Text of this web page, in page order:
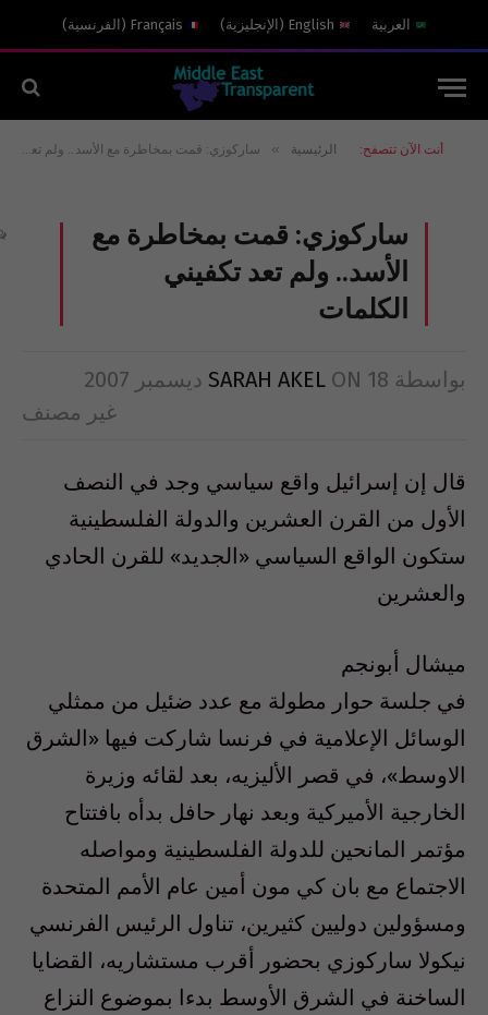
العربية English
( الإنجليزية)
Français
( الفرنسية)
أنت الآن تتصفح: الرئيسية » ساركوزي: قمت بمخاطرة مع الأسد.. ولم تعد تكفيني الكلمات
ساركوزي: قمت بمخاطرة مع
الأسد.. ولم تعد تكفيني
الكلمات
بواسطة SARAH AKEL ON 18 ديسمبر 2007
غير مصنف
قال إن إسرائيل واقع سياسي وجد في النصف
الأول من القرن العشرين والدولة الفلسطينية
ستكون الواقع السياسي «الجديد» للقرن الحادي
والعشرين
ميشال أبونجم
في جلسة حوار مطولة مع عدد ضئيل من ممثلي
الوسائل الإعلامية في فرنسا شاركت فيها «الشرق
الاوسط»، في قصر الأليزيه، بعد لقائه وزيرة
الخارجية الأميركية وبعد نهار حافل بدأه بافتتاح
مؤتمر المانحين للدولة الفلسطينية ومواصله
الاجتماع مع بان كي مون أمين عام الأمم المتحدة
ومسؤولين دوليين كثيرين، تناول الرئيس الفرنسي
نيكولا ساركوزي بحضور أقرب مستشاريه، القضايا
الساخنة في الشرق الأوسط بدءا بموضوع النزاع